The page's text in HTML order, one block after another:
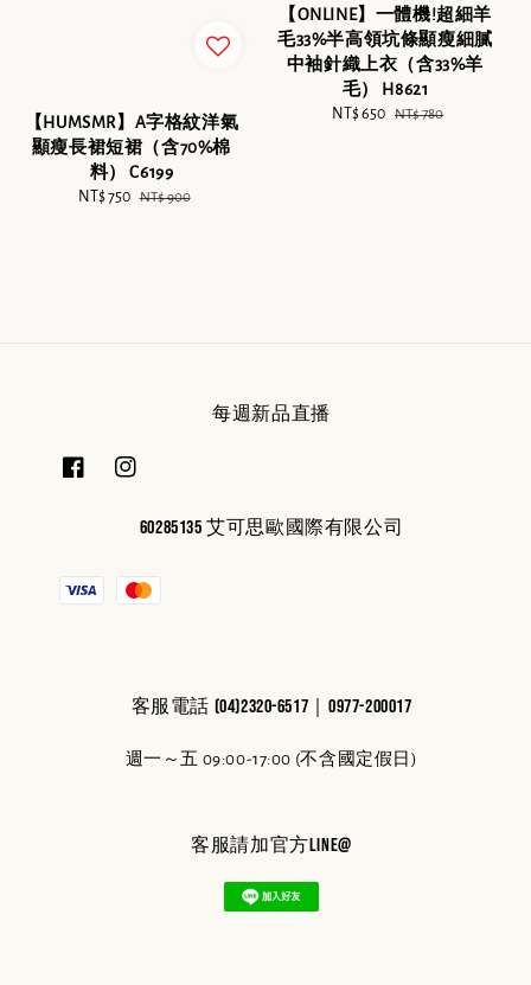
【HUMSMR】A字格紋洋氣
顯瘦長裙短裙（含70%棉
料） C6199
Sale
NT$ 750 Regular
NT$ 900
【ONLINE】一體機!超細羊
毛33%半高領坑條顯瘦細膩
中袖針織上衣（含33%羊
毛） H8621
Sale
NT$ 650 Regular
NT$ 780
每週新品直播
60285135 艾可思歐國際有限公司
客服電話 (04)2320-6517｜0977-200017
週一～五 09:00-17:00 (不含國定假日)
客服請加官方line@